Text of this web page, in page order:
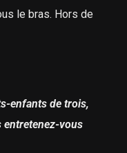
le bras. Hors de
enfants de trois,
entretenez-vous